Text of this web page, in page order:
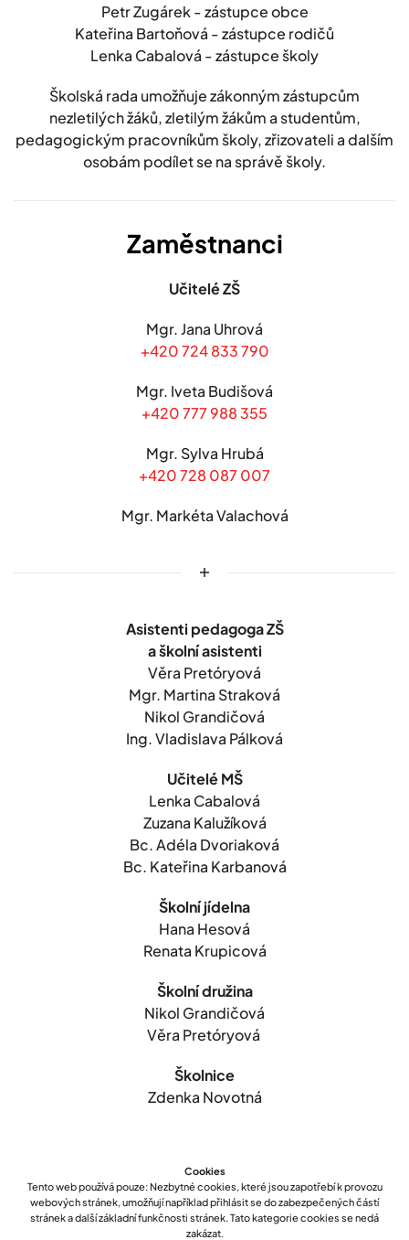
Petr Zugárek - zástupce obce
Kateřina Bartoňová - zástupce rodičů
Lenka Cabalová - zástupce školy
Školská rada umožňuje zákonným zástupcům
nezletilých žáků, zletilým žákům a studentům,
pedagogickým pracovníkům školy, zřizovateli a dalším
osobám podílet se na správě školy.
Zaměstnanci
Učitelé ZŠ
Mgr. Jana Uhrová
+420 724 833 790
Mgr. Iveta Budišová
+420 777 988 355
Mgr. Sylva Hrubá
+420 728 087 007
Mgr. Markéta Valachová
Asistenti pedagoga ZŠ
a školní asistenti
Věra Pretóryová
Mgr. Martina Straková
Nikol Grandičová
Ing. Vladislava Pálková
Učitelé MŠ
Lenka Cabalová
Zuzana Kalužíková
Bc. Adéla Dvoriaková
Bc. Kateřina Karbanová
Školní jídelna
Hana Hesová
Renata Krupicová
Školní družina
Nikol Grandičová
Věra Pretóryová
Školnice
Zdenka Novotná
Cookies
Tento web používá pouze: Nezbytné cookies, které jsou zapotřebí k provozu
webových stránek, umožňují například přihlásit se do zabezpečených částí
stránek a další základní funkčnosti stránek. Tato kategorie cookies se nedá
zakázat.